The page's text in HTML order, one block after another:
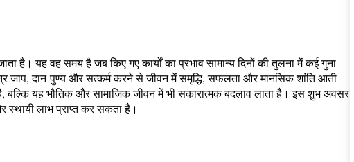
है। यह वह समय है जब किए गए कार्यों का प्रभाव सामान्य दिनों की तुलना में कई गुना
जाप, दान-पुण्य और सत्कर्म करने से जीवन में समृद्धि, सफलता और मानसिक शांति आती
बल्कि यह भौतिक और सामाजिक जीवन में भी सकारात्मक बदलाव लाता है। इस शुभ अवसर
लाभ प्राप्त कर सकता है।